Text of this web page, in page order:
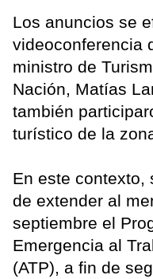
Los anuncios se
videoconferencia
ministro de
Nación, Matías
también
turístico de la
En este contexto,
de extender al
septiembre el
Emergencia al
(ATP), a fin de